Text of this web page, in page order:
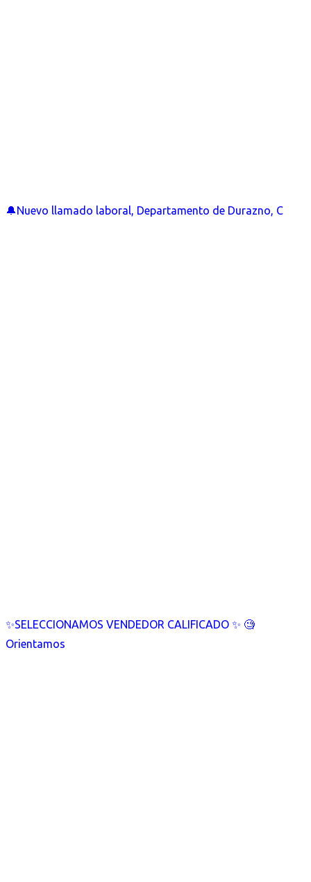
🔔Nuevo llamado laboral, Departamento de Durazno, C
✨SELECCIONAMOS VENDEDOR CALIFICADO ✨ 🧐
Orientamos